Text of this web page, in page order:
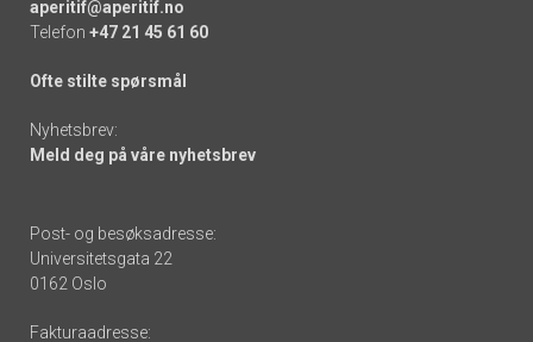
aperitif@aperitif.no
Telefon +47 21 45 61 60
Ofte stilte spørsmål
Nyhetsbrev:
Meld deg på våre nyhetsbrev
Post- og besøksadresse:
Universitetsgata 22
0162 Oslo
Fakturaadresse: